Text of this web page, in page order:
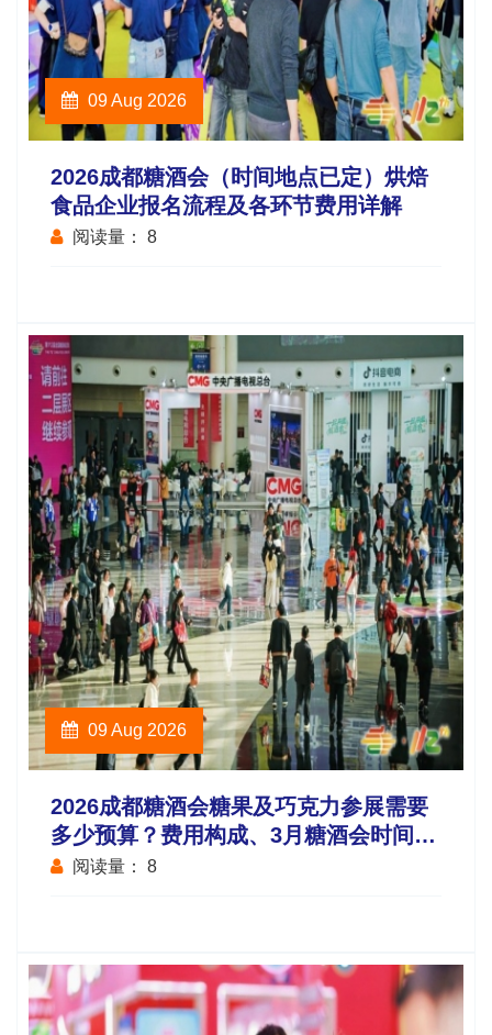
09 Aug 2026
2026成都糖酒会（时间地点已定）烘焙
食品企业报名流程及各环节费用详解
阅读量： 8
09 Aug 2026
2026成都糖酒会糖果及巧克力参展需要
多少预算？费用构成、3月糖酒会时间地
点及企业报名流程解析
阅读量： 8